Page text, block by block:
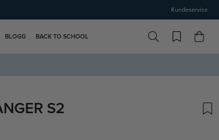
Kundeservice
BLOGG BACK TO SCHOOL
S2